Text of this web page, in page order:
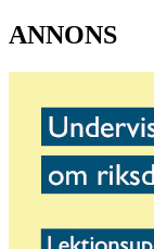
ANNONS